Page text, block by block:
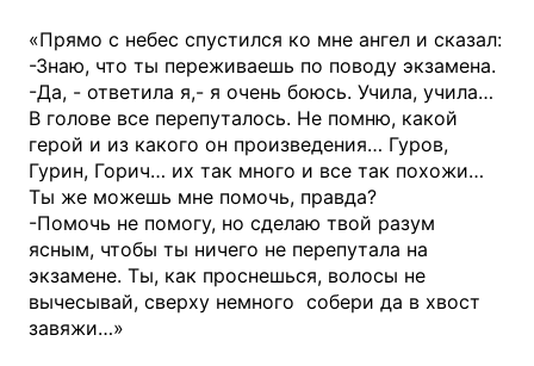
«Прямо с небес спустился ко мне ангел и сказал:
-Знаю, что ты переживаешь по поводу экзамена.
-Да, - ответила я,- я очень боюсь. Учила, учила…
В голове все перепуталось. Не помню, какой
герой и из какого он произведения… Гуров,
Гурин, Горич… их так много и все так похожи…
Ты же можешь мне помочь, правда?
-Помочь не помогу, но сделаю твой разум
ясным, чтобы ты ничего не перепутала на
экзамене. Ты, как проснешься, волосы не
вычесывай, сверху немного собери да в хвост
завяжи…»